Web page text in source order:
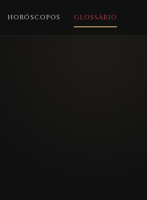
HORÓSCOPOS GLOSSÁRIO